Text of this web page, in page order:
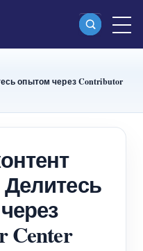
энергии (WEM2067)
энергии
энергии
опытом через Contributor
Center